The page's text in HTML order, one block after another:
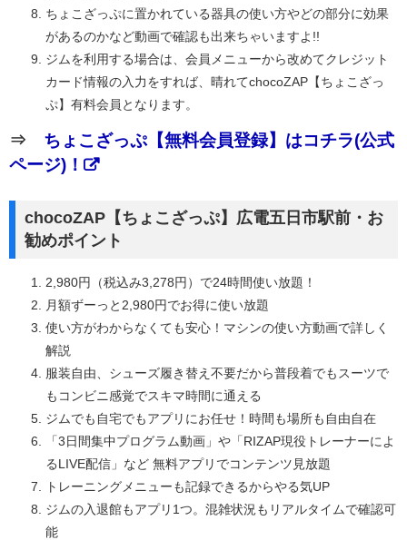
ちょこざっぷに置かれている器具の使い方やどの部分に効果
があるのかなど動画で確認も出来ちゃいますよ!!
ジムを利用する場合は、会員メニューから改めてクレジット
カード情報の入力をすれば、晴れてchocoZAP【ちょこざっ
ぷ】有料会員となります。
⇒ ちょこざっぷ【無料会員登録】はコチラ(公式
ページ)！
chocoZAP【ちょこざっぷ】広電五日市駅前・お
勧めポイント
2,980円（税込み3,278円）で24時間使い放題！
月額ずーっと2,980円でお得に使い放題
使い方がわからなくても安心！マシンの使い方動画で詳しく
解説
服装自由、シューズ履き替え不要だから普段着でもスーツで
もコンビニ感覚でスキマ時間に通える
ジムでも自宅でもアプリにお任せ！時間も場所も自由自在
「3日間集中プログラム動画」や「RIZAP現役トレーナーによ
るLIVE配信」など 無料アプリでコンテンツ見放題
トレーニングメニューも記録できるからやる気UP
ジムの入退館もアプリ1つ。混雑状況もリアルタイムで確認可
能